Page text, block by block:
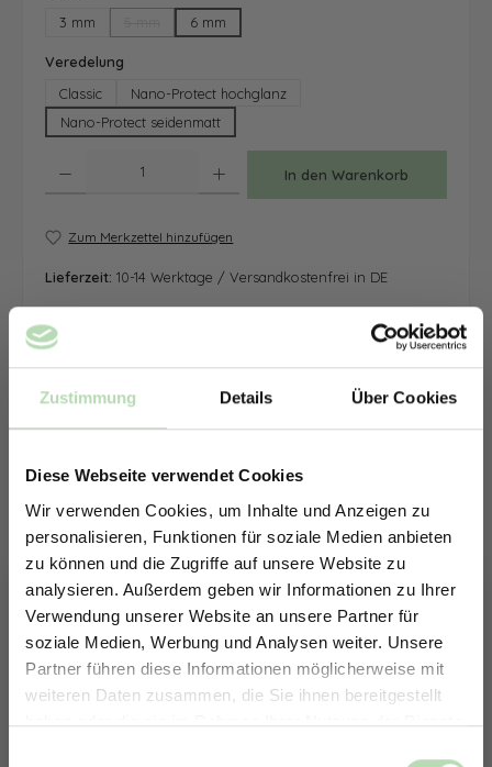
Zustimmung Details Über Cookies
Diese Webseite verwendet Cookies
Wir verwenden Cookies, um Inhalte und Anzeigen zu
personalisieren, Funktionen für soziale Medien anbieten
zu können und die Zugriffe auf unsere Website zu
analysieren. Außerdem geben wir Informationen zu Ihrer
Verwendung unserer Website an unsere Partner für
soziale Medien, Werbung und Analysen weiter. Unsere
Partner führen diese Informationen möglicherweise mit
weiteren Daten zusammen, die Sie ihnen bereitgestellt
haben oder die sie im Rahmen Ihrer Nutzung der Dienste
3 mm
(Diese Option ist zurzeit nicht verfügbar.)
6 mm
Veredelung
Classic
Nano-Protect hochglanz
Nano-Protect seidenmatt
In den Warenkorb
Zum Merkzettel hinzufügen
Lieferzeit: 10-14 Werktage / Versandkostenfrei in DE
ERHALTE 5% RABATT AUF
DEINE RÜCKWÄNDE